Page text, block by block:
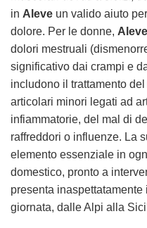
in Aleve un valido aiuto
dolore. Per le donne, Aleve
dolori mestruali
significativo dai crampi e
includono il trattamento
articolari minori legati ad
infiammatorie, del mal di
raffreddori o influenze. La
elemento essenziale in
domestico, pronto a
presenta
giornata, dalle Alpi alla